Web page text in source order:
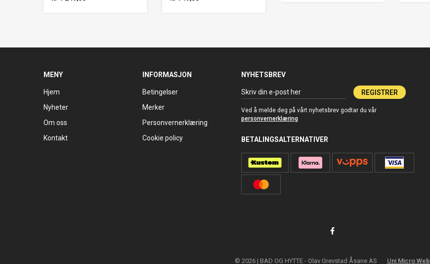
MENY
Hjem
Nyheter
Om oss
Kontakt
INFORMASJON
Betingelser
Merker
Personvernerklæring
Cookie policy
NYHETSBREV
REGISTRER
Ved å melde deg på vårt nyhetsbrev godtar du vår
personvernerklæring
BETALINGSALTERNATIVER
© 2026 | BAD OG HYTTE - Olav Grevstad Åsane AS Uni Micro Web